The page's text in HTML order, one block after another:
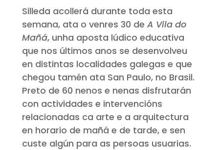
Silleda acollerá durante toda esta
semana, ata o venres 30 de A Vila do
Mañá, unha aposta lúdico educativa
que nos últimos anos se desenvolveu
en distintas localidades galegas e que
chegou tamén ata San Paulo, no Brasil.
Preto de 60 nenos e nenas disfrutarán
con actividades e intervencións
relacionadas ca arte e a arquitectura
en horario de mañá e de tarde, e sen
custe algún para as persoas usuarias.